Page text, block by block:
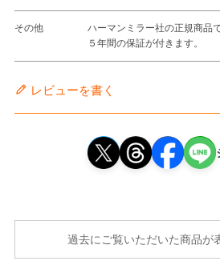
その他
ハーマンミラー社の正規商品で
５年間の保証が付きます。
レビューを書く
過去にご覧いただいた商品が